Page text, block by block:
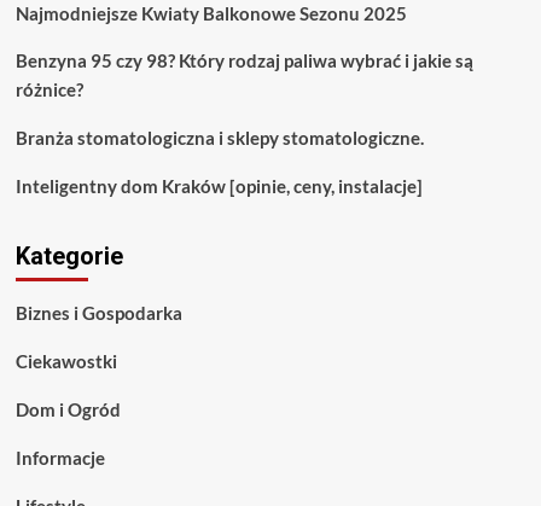
Najmodniejsze Kwiaty Balkonowe Sezonu 2025
Benzyna 95 czy 98? Który rodzaj paliwa wybrać i jakie są
różnice?
Branża stomatologiczna i sklepy stomatologiczne.
Inteligentny dom Kraków [opinie, ceny, instalacje]
Kategorie
Biznes i Gospodarka
Ciekawostki
Dom i Ogród
Informacje